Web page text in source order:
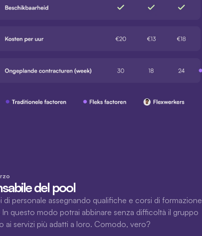
del pool
di personale assegnando qualifiche e corsi di formazione
questo modo potrai abbinare senza difficoltà il gruppo
ai servizi più adatti a loro. Comodo, vero?